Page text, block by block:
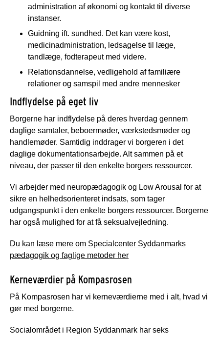
administration af økonomi og kontakt til diverse
instanser.
Guidning ift. sundhed. Det kan være kost,
medicinadministration, ledsagelse til læge,
tandlæge, fodterapeut med videre.
Relationsdannelse, vedligehold af familiære
relationer og samspil med andre mennesker
Indflydelse på eget liv
Borgerne har indflydelse på deres hverdag gennem
daglige samtaler, beboermøder, værkstedsmøder og
handlemøder. Samtidig inddrager vi borgeren i det
daglige dokumentationsarbejde. Alt sammen på et
niveau, der passer til den enkelte borgers ressourcer.
Vi arbejder med neuropædagogik og Low Arousal for at
sikre en helhedsorienteret indsats, som tager
udgangspunkt i den enkelte borgers ressourcer. Borgerne
har også mulighed for at få seksualvejledning.
Du kan læse mere om Specialcenter Syddanmarks
pædagogik og faglige metoder her
Kerneværdier på Kompasrosen
På Kompasrosen har vi kerneværdierne med i alt, hvad vi
gør med borgerne.
Socialområdet i Region Syddanmark har seks